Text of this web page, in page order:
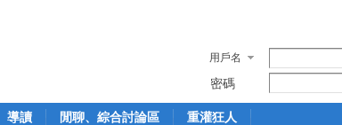
用戶名
密碼
導讀 閒聊、綜合討論區 重灌狂人